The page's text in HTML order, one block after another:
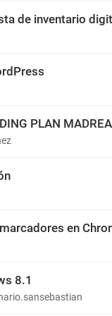
de inventario
PLAN
en
8.1